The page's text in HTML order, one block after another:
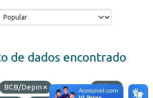
de dados encontrado
BCB/Depin Etiquetas:
dólar